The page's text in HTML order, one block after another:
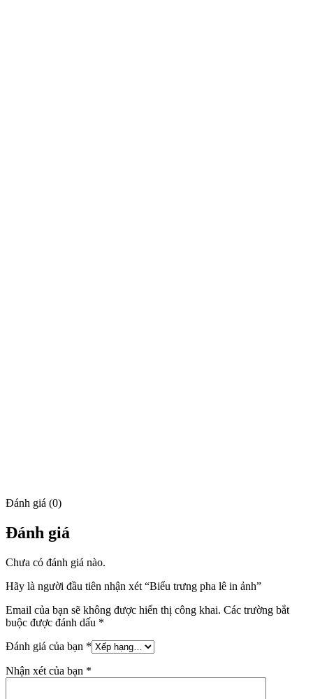
Đánh giá (0)
Đánh giá
Chưa có đánh giá nào.
Hãy là người đầu tiên nhận xét “Biểu trưng pha lê in ảnh”
Email của bạn sẽ không được hiển thị công khai. Các trường bắt
buộc được đánh dấu *
Đánh giá của bạn *
Nhận xét của bạn *